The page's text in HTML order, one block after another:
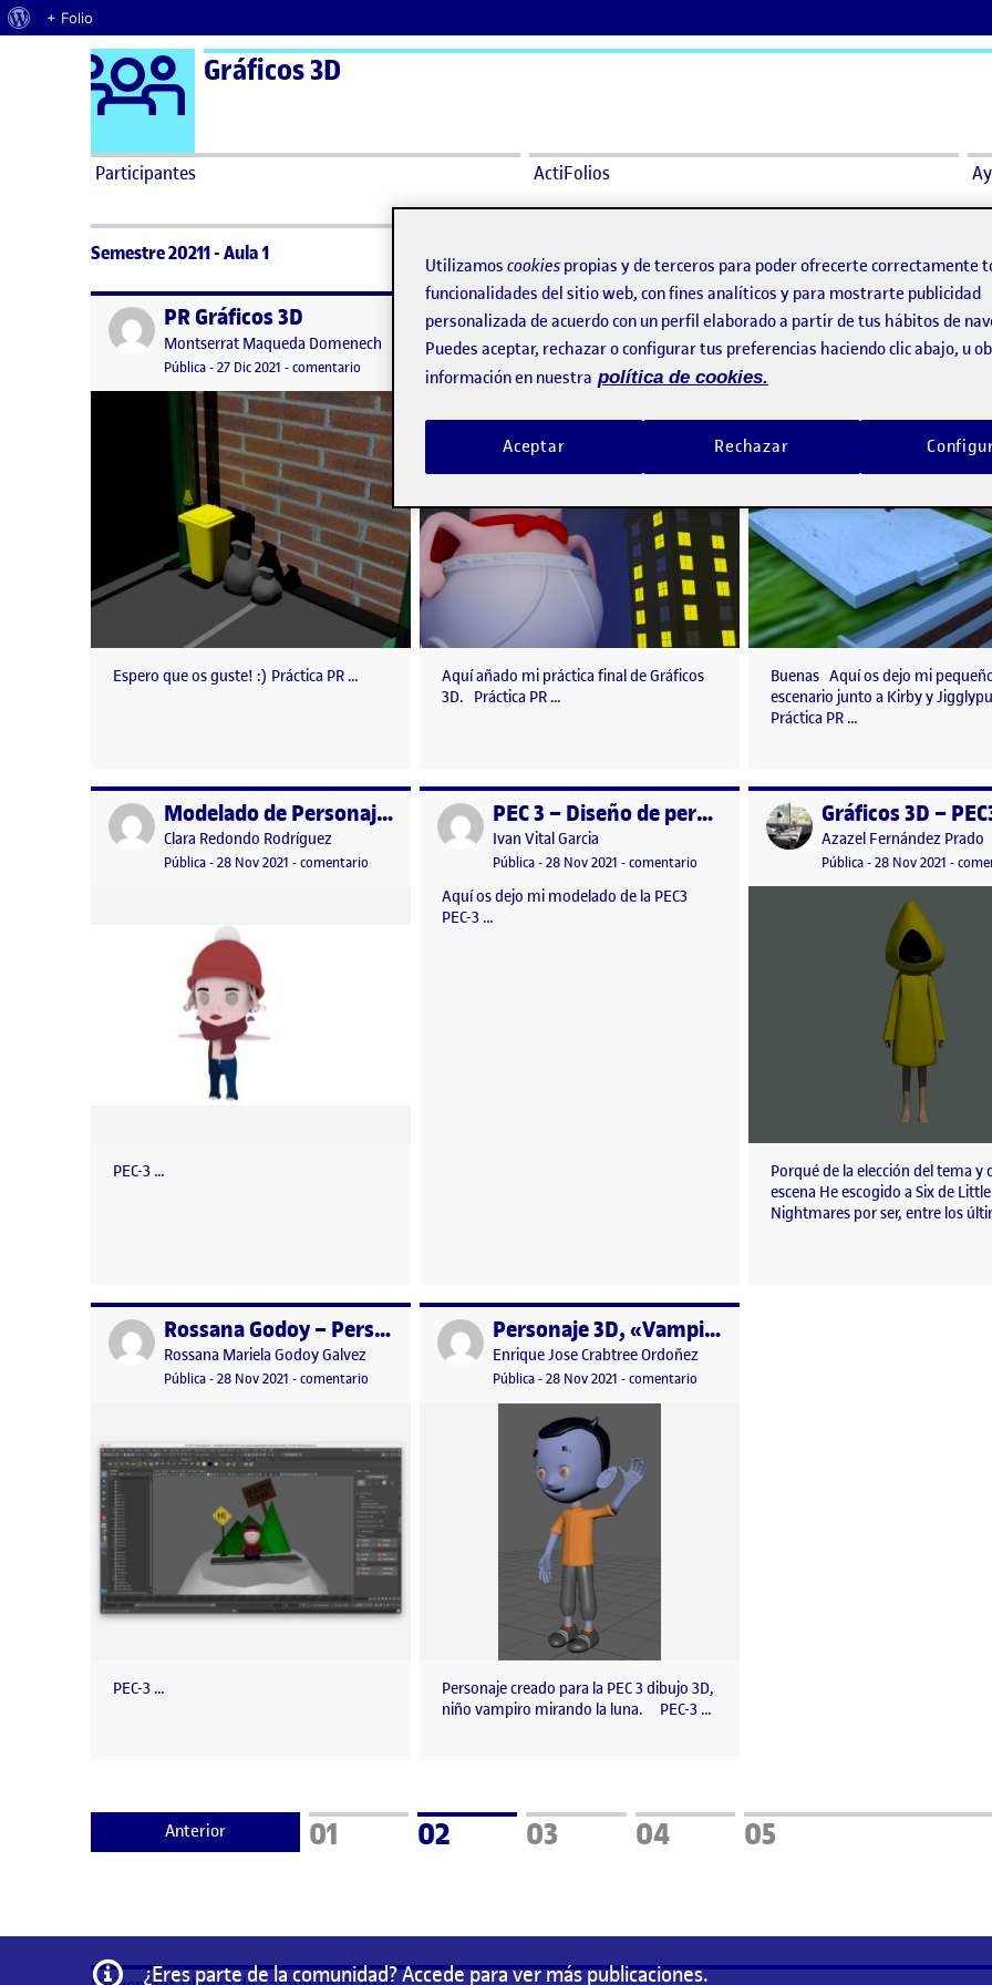
Acerca de WordPress
+ Folio
Saltar al contenido Logo Ágora
Gráficos 3D
Participantes ActiFolios
Semestre 20211 - Aula 1
Publicado porPR Gráficos 3D
Publicado por
Montserrat Maqueda Domenech
Visibilidad:
Pública-Fecha de publicación
27 Dic 2021 -comentario en PR Gráficos 3D
Espero que os guste! :) Práctica PR …
Publicado porPráctica – Gráficos 3D
Publicado por
Roberto Gómez Artime
Visibilidad:
Pública Fecha de publicación1 comentario en Práctica – Gráficos 3D
Aquí añado mi práctica final de Gráficos
3D. Práctica PR …
Publicado porPráctica final
Publicado por
Araceli Galvez Abrines
Buenas Aquí os dejo mi
escenario junto a Kirby y
Práctica PR …
Publicado por Modelado de Personaje – PEC3
Publicado por
Clara Redondo Rodríguez
Visibilidad:
Pública-Fecha de publicación
28 Nov 2021 -comentario en Modelado de Personaje – PEC3
PEC-3 …
Publicado por PEC 3 – Diseño de personaje
Publicado por
Ivan Vital Garcia
Visibilidad:
Pública-Fecha de publicación
28 Nov 2021 29 noviembre, 2021 12:05 pm
-comentario en PEC 3 – Diseño de personaje
Aquí os dejo mi modelado de la PEC3
PEC-3 …
Publicado porGráficos 3D –
Publicado por
Azazel Fernández Prado
Visibilidad:
Pública-Fecha de
28 Nov 2021 14
-
Porqué de la elección del tema y
escena He escogido a Six de Little
Nightmares por ser, entre los
Publicado por Rossana Godoy – Personaje
Publicado por
Rossana Mariela Godoy Galvez
Visibilidad:
Pública-Fecha de publicación
28 Nov 2021 28 noviembre, 2021 6:00 pm
-comentario en Rossana Godoy – Personaje
PEC-3 …
Publicado por Personaje 3D, «Vampi mirando la luna»
Publicado por
Enrique Jose Crabtree Ordoñez
Visibilidad:
Pública-Fecha de publicación
28 Nov 2021 28 noviembre, 2021 1:11 pm
-comentario
Personaje creado para la PEC 3 dibujo 3D,
niño vampiro mirando la luna. PEC-3 …
Anterior Página
01 Página
02 Página
03 Página
04 Página
05
Información
¿Eres parte de la comunidad? Accede para ver más publicaciones.
Utilizamos cookies propias y de terceros para poder ofrecerte correctamente
funcionalidades del sitio web, con fines analíticos y para mostrarte publicidad
personalizada de acuerdo con un perfil elaborado a partir de tus hábitos de
Puedes aceptar, rechazar o configurar tus preferencias haciendo clic abajo, u
información en nuestra política de cookies.
Rechazar
Aceptar